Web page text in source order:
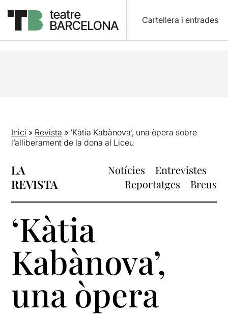
Cartellera i entrades
Inici » Revista » ‘Kàtia Kabànova’, una òpera sobre
l’alliberament de la dona al Liceu
LA
REVISTA
Notícies
Entrevistes
Reportatges
Breus
‘Kàtia
Kabànova’,
una òpera